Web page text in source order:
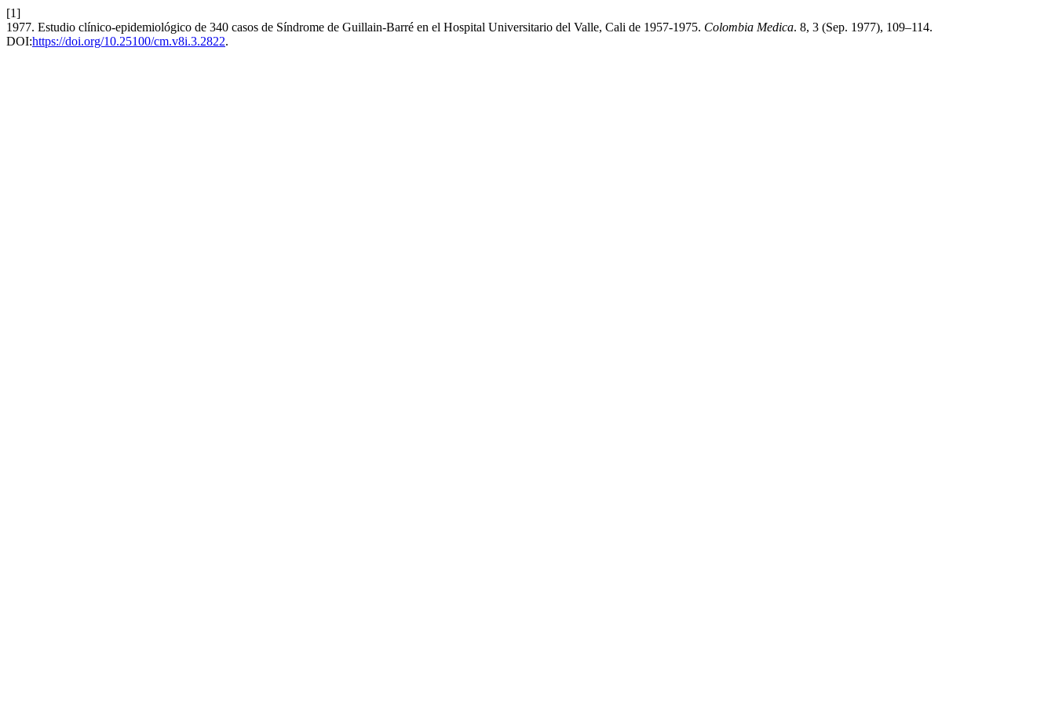
[1]
1977. Estudio clínico-epidemiológico de 340 casos de Síndrome de Guillain-Barré en el Hospital Universitario del Valle, Cali de 1957-1975. Colombia Medica. 8, 3 (Sep. 1977), 109–114.
DOI:https://doi.org/10.25100/cm.v8i.3.2822.